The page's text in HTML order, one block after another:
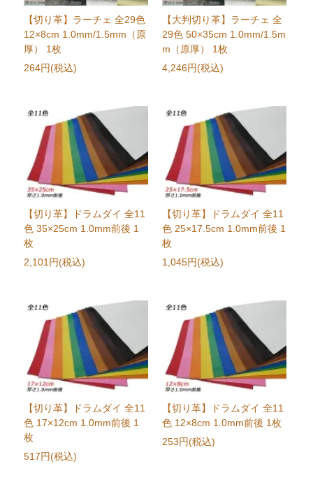
【切り革】ラーチェ 全29色
12×8cm 1.0mm/1.5mm（原
厚） 1枚
264円(税込)
【大判切り革】ラーチェ 全
29色 50×35cm 1.0mm/1.5m
m（原厚） 1枚
4,246円(税込)
【切り革】ドラムダイ 全11
色 35×25cm 1.0mm前後 1
枚
2,101円(税込)
【切り革】ドラムダイ 全11
色 25×17.5cm 1.0mm前後 1
枚
1,045円(税込)
【切り革】ドラムダイ 全11
色 17×12cm 1.0mm前後 1
枚
517円(税込)
【切り革】ドラムダイ 全11
色 12×8cm 1.0mm前後 1枚
253円(税込)